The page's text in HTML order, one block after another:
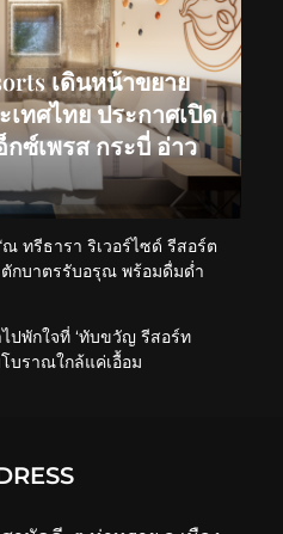
เดินหน้าขยาย
ทศไทย ประกาศเปิด
ซ์เพรส กระบี่ อ่าว
ณ ทรีธารา ริเวอร์ไซด์ รีสอร์ต
กบาตรรับอรุณ พร้อมดื่มด่ำ
ปพักใจที่ ‘ทับขวัญ รีสอร์ท
บราณใกล้แค่เอื้อม